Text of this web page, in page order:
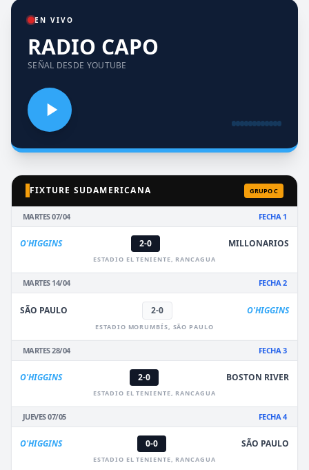
EN VIVO
RADIO CAPO
SEÑAL DESDE YOUTUBE
FIXTURE SUDAMERICANA GRUPO C
MARTES 07/04 FECHA 1
O'HIGGINS 2-0 MILLONARIOS
ESTADIO EL TENIENTE, RANCAGUA
MARTES 14/04 FECHA 2
SÃO PAULO 2-0 O'HIGGINS
ESTADIO MORUMBÍS, SÃO PAULO
MARTES 28/04 FECHA 3
O'HIGGINS 2-0 BOSTON RIVER
ESTADIO EL TENIENTE, RANCAGUA
JUEVES 07/05 FECHA 4
O'HIGGINS 0-0 SÃO PAULO
ESTADIO EL TENIENTE, RANCAGUA